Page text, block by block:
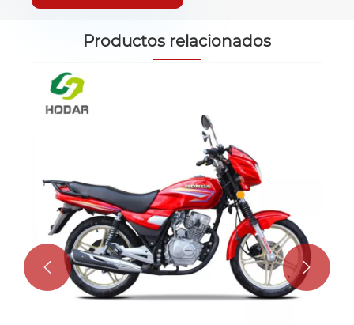
Productos relacionados
Moto de cross ZL200
 